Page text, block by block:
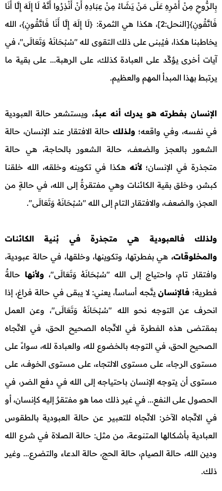
بِالرُّوحِ مِنْ أَمْرِهِ عَلَى مَنْ يَشَاءُ مِنْ عِبَادِهِ أَنْ أَنْذِرُوا أَنَّهُ لَا إِلَهَ إِلَّا أَنَا
فَاتَّقُونِ}[النحل:2]، هكذا هي الثمرة: {لَا إِلَهَ إِلَّا أَنَا فَاتَّقُونِ}، الله
يخاطبنا هكذا، فيُبنى على ذلك التقوى لله "سُبْحَانَهُ وَتَعَالَى"، في
آيات أخرى يؤكِّد على العبادة كذلك، على الرهبة... على بقية ما
يرتبط بهذا المبدأ المهم والعظيم.
الإنسان بفطرته هو يدرك أنه عبدٌ، ويستشعر حالة العبودية
في نفسه، وفي واقعه؛ ولـذلكحالة الافتقار عند الإنسان، حالة
الشعور بالعجز والضعف، حالة الشعور بالحاجة، هي حالة
متجذرة في الإنسان؛ لأنههكذا في تكوينه وخلقه، الله خلقنا
كبشر، وخلق بقية الكائنات وهي مفتقرةٌ إلى الله، في حالةٍ من
العجز، والضعف، والافتقار التام إلى الله "سُبْحَانَهُ وَتَعَالَى".
ولـذلك فالعبودية هي متجذرة في بُنية الكائنات
والمخلوقات، هي بفطرتها، وتكوينها، وخلقها، في حالة عبودية،
وافتقار تام، واحتياج إلى الله "سُبْحَانَهُ وَتَعَالَى"، ولأنهاحالةٌ
فطرية؛ فالإنسانيتَّجه أساساً، يعني: لا يبقى في حالة فراغ، إذا
انحرف عن التوجه نحو الله "سُبْحَانَهُ وَتَعَالَى"، وعن العمل
بمقتضى هذه الفطرة في الاتِّجاه الصحيح الحق، في الاتِّجاه
الصحيح الحق، في التوجه بالخضوع لله، والعبادة لله، سواءً على
مستوى الرجاء، على مستوى الالتجاء، على مستوى الخوف، على
مستوى أن يتوجه الإنسان باحتياجه إلى الله في دفع الضر، في
الحصول على النفع... في غير ذلك مما هو مفتقرٌ إليه كإنسان، أو
في الاتِّجاه الآخر: الاتِّجاه للتعبير عن حالة العبودية بالطقوس
العبادية بأشكالها المتنوعة، من مثل: حالة الصلاة في شرع الله
ودين الله، حالة الصيام، حالة الحج، حالة الدعاء والتضرع... وغير
ذلك.